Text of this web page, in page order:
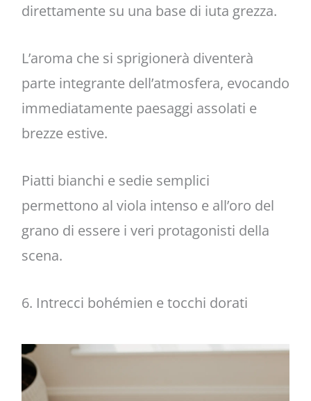
direttamente su una base di iuta grezza.
L’aroma che si sprigionerà diventerà
parte integrante dell’atmosfera, evocando
immediatamente paesaggi assolati e
brezze estive.
Piatti bianchi e sedie semplici
permettono al viola intenso e all’oro del
grano di essere i veri protagonisti della
scena.
6. Intrecci bohémien e tocchi dorati